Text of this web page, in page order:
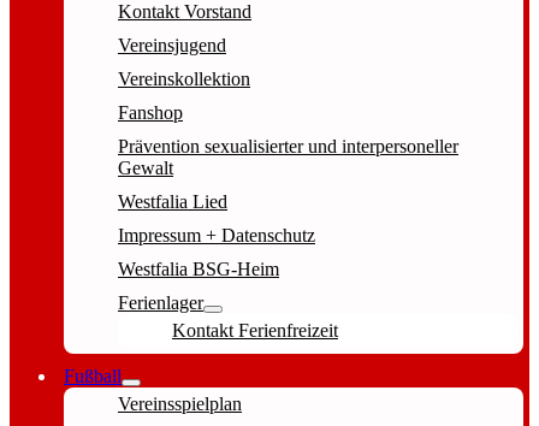
Kontakt Vorstand
Vereinsjugend
Vereinskollektion
Fanshop
Prävention sexualisierter und interpersoneller
Gewalt
Westfalia Lied
Impressum + Datenschutz
Westfalia BSG-Heim
Ferienlager
Kontakt Ferienfreizeit
Fußball
Vereinsspielplan